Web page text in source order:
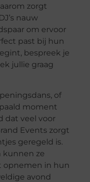
zorgt
nauw
om ervoor
past bij hun
bespreek je
jullie graag
of
moment
dat veel voor
Events zorgt
geregeld is.
kunnen ze
opnemen in hun
avond